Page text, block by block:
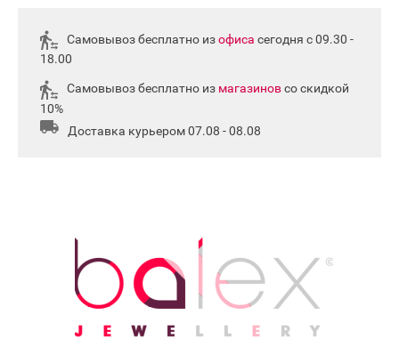
Самовывоз бесплатно изофиса сегодня с 09.30 -
18.00
Самовывоз бесплатно из магазиновсо скидкой
10%
Доставка курьером 07.08 - 08.08